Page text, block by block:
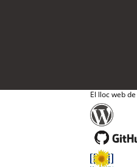
El lloc web